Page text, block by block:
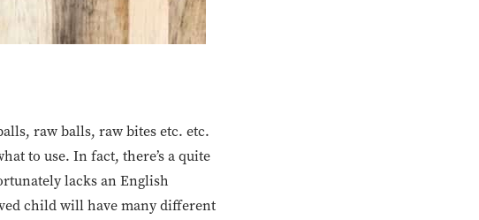
raw balls, raw bites etc. etc.
to use. In fact, there’s a quite
lacks an English
child will have many different